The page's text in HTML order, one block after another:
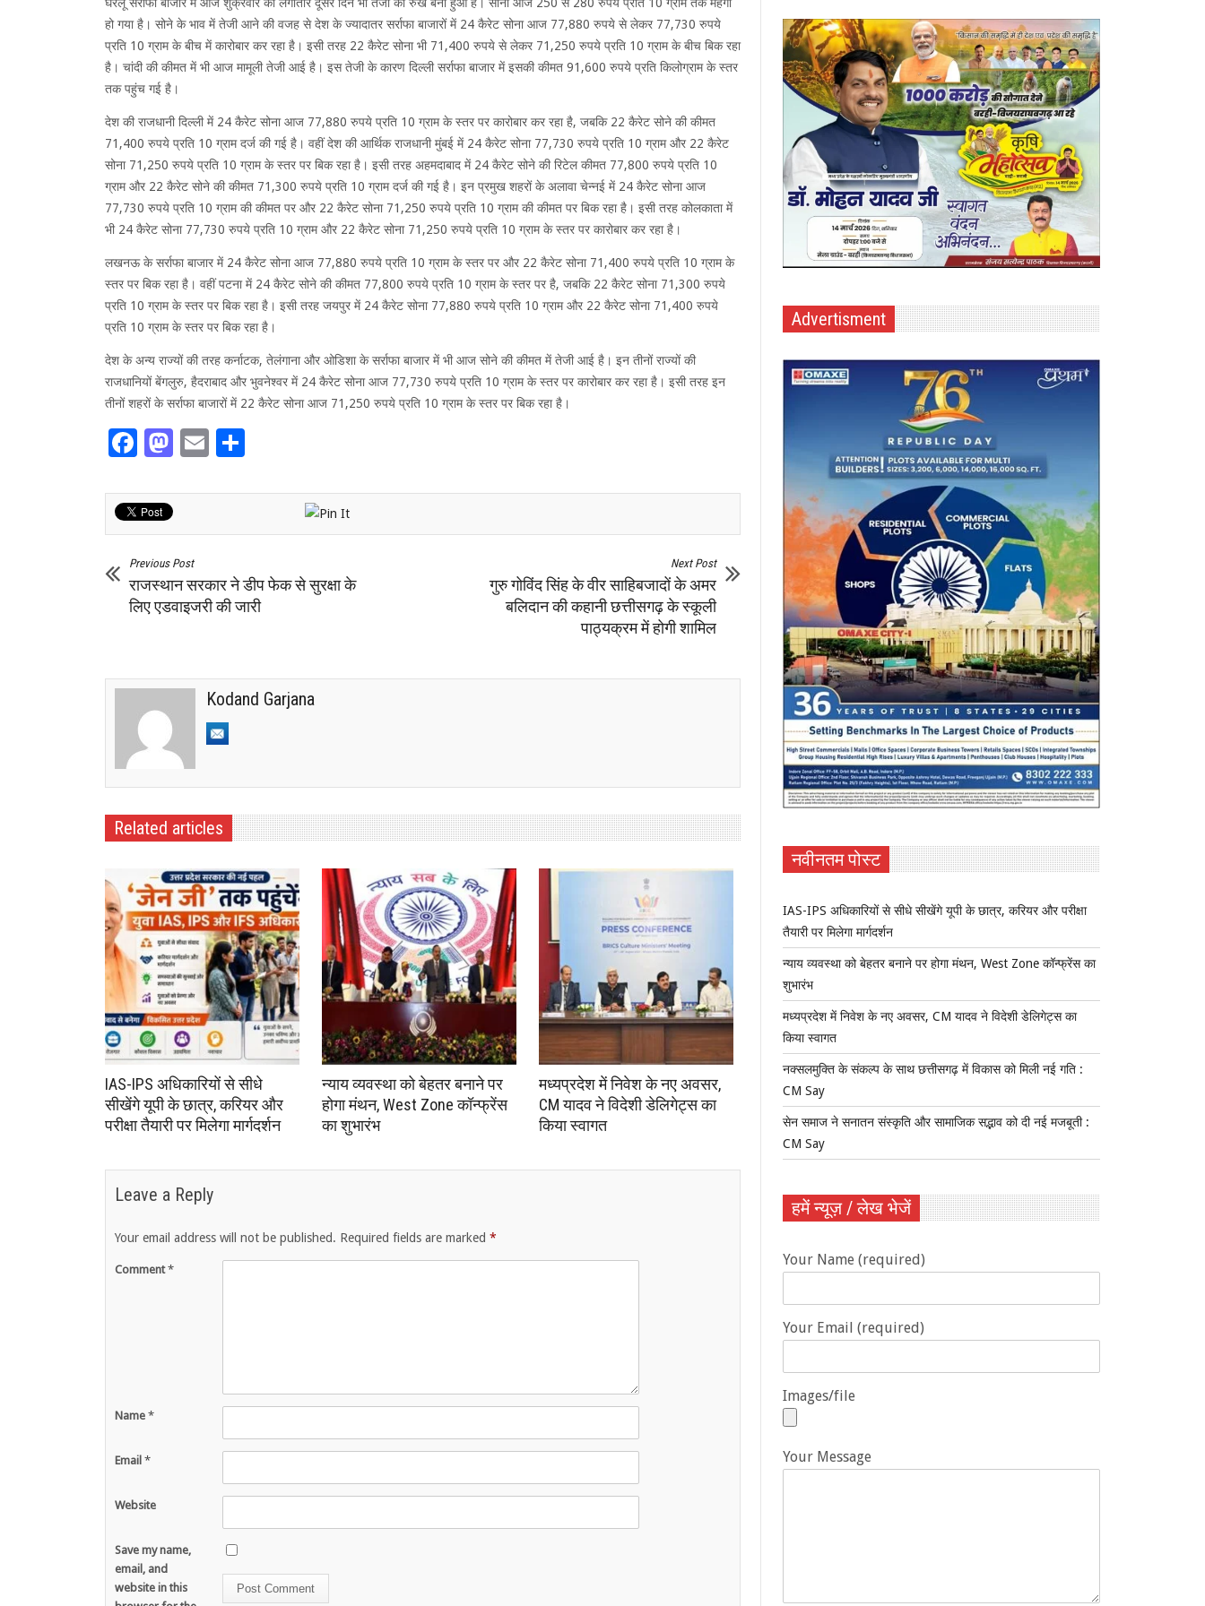
हो गया है। सोने के भाव में तेजी आने की वजह से देश के ज्यादातर सर्राफा बाजारों में 24 कैरेट सोना आज 77,880 रुपये से लेकर 77,730 रुपये
प्रति 10 ग्राम के बीच में कारोबार कर रहा है। इसी तरह 22 कैरेट सोना भी 71,400 रुपये से लेकर 71,250 रुपये प्रति 10 ग्राम के बीच बिक रहा
है। चांदी की कीमत में भी आज मामूली तेजी आई है। इस तेजी के कारण दिल्ली सर्राफा बाजार में इसकी कीमत 91,600 रुपये प्रति किलोग्राम के स्तर
तक पहुंच गई है।
देश की राजधानी दिल्ली में 24 कैरेट सोना आज 77,880 रुपये प्रति 10 ग्राम के स्तर पर कारोबार कर रहा है, जबकि 22 कैरेट सोने की कीमत
71,400 रुपये प्रति 10 ग्राम दर्ज की गई है। वहीं देश की आर्थिक राजधानी मुंबई में 24 कैरेट सोना 77,730 रुपये प्रति 10 ग्राम और 22 कैरेट
सोना 71,250 रुपये प्रति 10 ग्राम के स्तर पर बिक रहा है। इसी तरह अहमदाबाद में 24 कैरेट सोने की रिटेल कीमत 77,800 रुपये प्रति 10
ग्राम और 22 कैरेट सोने की कीमत 71,300 रुपये प्रति 10 ग्राम दर्ज की गई है। इन प्रमुख शहरों के अलावा चेन्नई में 24 कैरेट सोना आज
77,730 रुपये प्रति 10 ग्राम की कीमत पर और 22 कैरेट सोना 71,250 रुपये प्रति 10 ग्राम की कीमत पर बिक रहा है। इसी तरह कोलकाता में
भी 24 कैरेट सोना 77,730 रुपये प्रति 10 ग्राम और 22 कैरेट सोना 71,250 रुपये प्रति 10 ग्राम के स्तर पर कारोबार कर रहा है।
लखनऊ के सर्राफा बाजार में 24 कैरेट सोना आज 77,880 रुपये प्रति 10 ग्राम के स्तर पर और 22 कैरेट सोना 71,400 रुपये प्रति 10 ग्राम के
स्तर पर बिक रहा है। वहीं पटना में 24 कैरेट सोने की कीमत 77,800 रुपये प्रति 10 ग्राम के स्तर पर है, जबकि 22 कैरेट सोना 71,300 रुपये
प्रति 10 ग्राम के स्तर पर बिक रहा है। इसी तरह जयपुर में 24 कैरेट सोना 77,880 रुपये प्रति 10 ग्राम और 22 कैरेट सोना 71,400 रुपये
प्रति 10 ग्राम के स्तर पर बिक रहा है।
देश के अन्य राज्यों की तरह कर्नाटक, तेलंगाना और ओडिशा के सर्राफा बाजार में भी आज सोने की कीमत में तेजी आई है। इन तीनों राज्यों की
राजधानियों बेंगलुरु, हैदराबाद और भुवनेश्वर में 24 कैरेट सोना आज 77,730 रुपये प्रति 10 ग्राम के स्तर पर कारोबार कर रहा है। इसी तरह इन
तीनों शहरों के सर्राफा बाजारों में 22 कैरेट सोना आज 71,250 रुपये प्रति 10 ग्राम के स्तर पर बिक रहा है।
Facebook
Mastodon
Email
Previous Post
राजस्थान सरकार ने डीप फेक से सुरक्षा के
लिए एडवाइजरी की जारी
Next Post
गुरु गोविंद सिंह के वीर साहिबजादों के अमर
बलिदान की कहानी छत्तीसगढ़ के स्कूली
पाठ्यक्रम में होगी शामिल
Kodand Garjana
Related articles
IAS-IPS अधिकारियों से सीधे
सीखेंगे यूपी के छात्र, करियर और
परीक्षा तैयारी पर मिलेगा मार्गदर्शन
न्याय व्यवस्था को बेहतर बनाने पर
होगा मंथन, West Zone कॉन्फ्रेंस
का शुभारंभ
मध्यप्रदेश में निवेश के नए अवसर,
CM यादव ने विदेशी डेलिगेट्स का
किया स्वागत
Leave a Reply
Your email address will not be published. Required fields are marked *
Comment*
Name *
Email *
Website
Save my name,
email, and
website in this
Advertisment
नवीनतम पोस्ट
IAS-IPS अधिकारियों से सीधे सीखेंगे यूपी के छात्र, करियर और परीक्षा
तैयारी पर मिलेगा मार्गदर्शन
न्याय व्यवस्था को बेहतर बनाने पर होगा मंथन, West Zone कॉन्फ्रेंस का
शुभारंभ
मध्यप्रदेश में निवेश के नए अवसर, CM यादव ने विदेशी डेलिगेट्स का
किया स्वागत
नक्सलमुक्ति के संकल्प के साथ छत्तीसगढ़ में विकास को मिली नई गति :
CM Say
सेन समाज ने सनातन संस्कृति और सामाजिक सद्भाव को दी नई मजबूती :
CM Say
हमें न्यूज़ / लेख भेजें
Your Name (required)
Your Email (required)
Images/file
Your Message